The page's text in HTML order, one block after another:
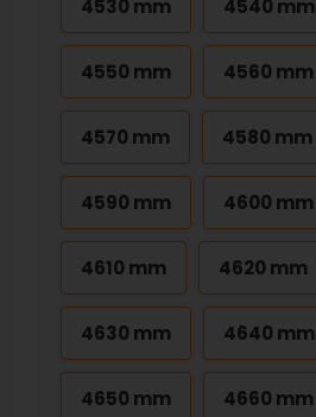
4530 mm 4540 mm
4550 mm 4560 mm
4570 mm 4580 mm
4590 mm 4600 mm
4610 mm 4620 mm
4630 mm 4640 mm
4650 mm 4660 mm